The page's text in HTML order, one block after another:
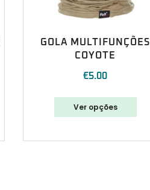
GOLA MULTIFUNÇÕES
COYOTE
€5.00
Ver opções